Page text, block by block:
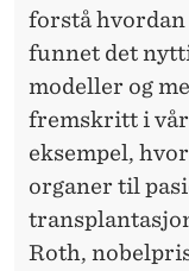
forstå
funnet det
modeller og
fremskritt i vår
eksempel,
organer til
Roth,